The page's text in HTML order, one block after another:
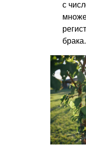
с
брака.